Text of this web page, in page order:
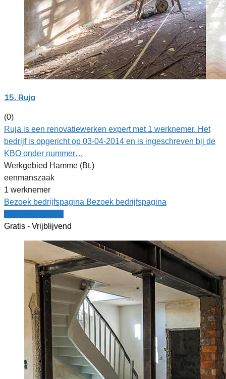
15. Ruja
(0)
Ruja is een renovatiewerken expert met 1 werknemer. Het
bedrijf is opgericht op 03-04-2014 en is ingeschreven bij de
KBO onder nummer…
Werkgebied Hamme (Bt.)
eenmanszaak
1 werknemer
Bezoek bedrijfspagina Bezoek bedrijfspagina
Gratis - Vrijblijvend